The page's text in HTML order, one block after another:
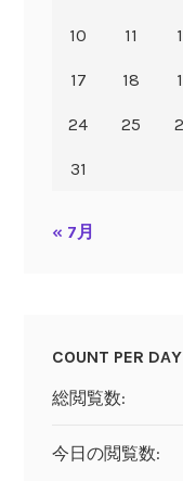
10 11
17 18
24 25
31
« 7月
COUNT PER DAY
総閲覧数:
今日の閲覧数: